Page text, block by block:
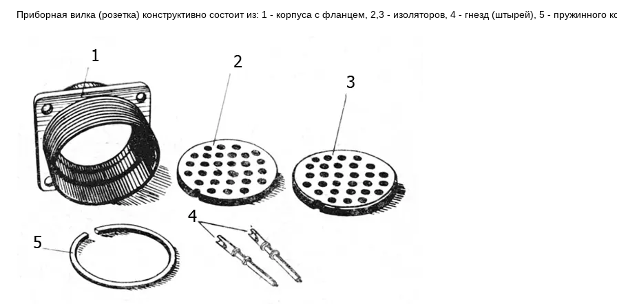
Приборная вилка (розетка) конструктивно состоит из: 1 - корпуса c фланцем, 2,3 - изоляторов, 4 - гнезд (штырей), 5 - пружинного